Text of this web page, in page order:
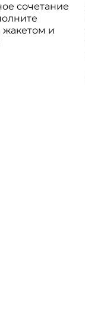
сочетание
жакетом и